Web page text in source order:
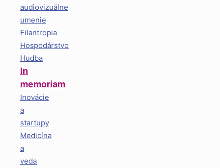
audiovizuálne
umenie
Filantropia
Hospodárstvo
Hudba
In
memoriam
Inovácie
a
startupy
Medicína
a
veda